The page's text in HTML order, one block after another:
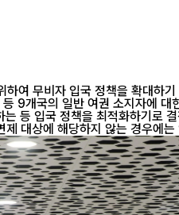
하여 무비자 입국 정책을 확대
무비자 입국 정책을 시행한다고 선포했다. 중국
등 입국 정책을 최적화하기